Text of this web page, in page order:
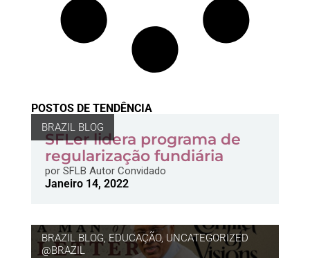
POSTOS DE TENDÊNCIA
BRAZIL BLOG
SFLer lidera programa de
regularização fundiária
porSFLB Autor Convidado
Janeiro 14, 2022
BRAZIL BLOG, EDUCAÇÃO, UNCATEGORIZED
@BRAZIL